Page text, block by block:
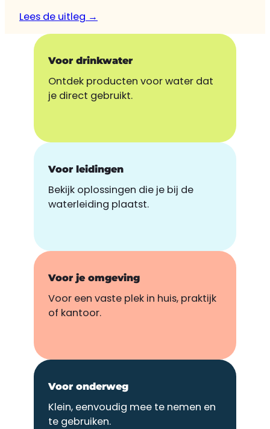
Lees de uitleg →
Voor drinkwater
Ontdek producten voor water dat
je direct gebruikt.
Voor leidingen
Bekijk oplossingen die je bij de
waterleiding plaatst.
Voor je omgeving
Voor een vaste plek in huis, praktijk
of kantoor.
Voor onderweg
Klein, eenvoudig mee te nemen en
te gebruiken.